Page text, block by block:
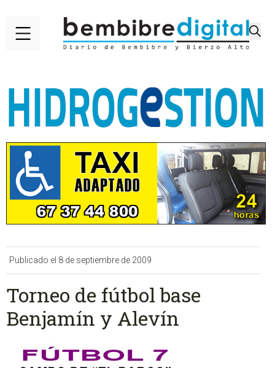
Publicado el 8 de septiembre de 2009
Torneo de fútbol base
Benjamín y Alevín